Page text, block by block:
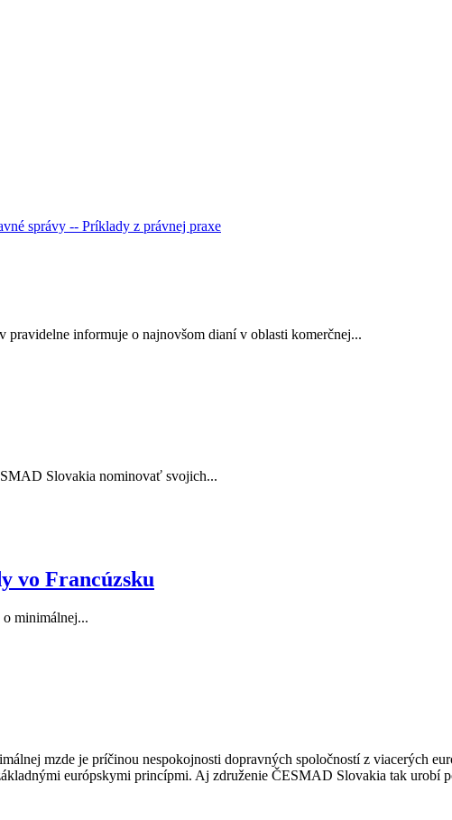
správy -- Príklady z právnej praxe
informuje o najnovšom dianí v oblasti komerčnej...
Slovakia nominovať svojich...
vo Francúzsku
o minimálnej...
mzde je príčinou nespokojnosti dopravných spoločností z viacerých
európskymi princípmi. Aj združenie ČESMAD Slovakia tak urobí